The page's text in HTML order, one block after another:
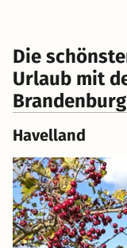
Die
Urlaub mit
Brandenburg
Havelland